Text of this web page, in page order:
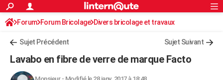
ACTUALITÉS
Politique
Société
Faits Divers
Education
Monde
Villes
+
FINANCE
Rechercher
S'inscrire
Connexion
Forum Forum Bricolage Divers bricolage et travaux
Sujet Précédent Sujet Suivant
Lavabo en fibre de verre de marque Facto